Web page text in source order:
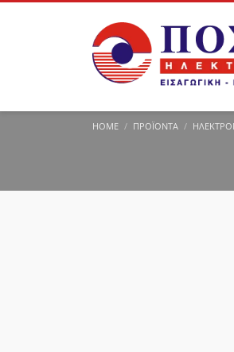
HOME ΠΡΟΪΌΝΤΑ